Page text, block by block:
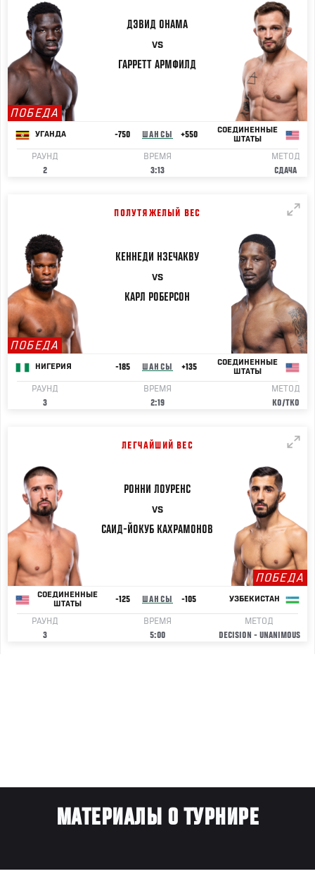
ПОБЕДА
ДЭВИД ОНАМА
VS
ГАРРЕТТ АРМФИЛД
УГАНДА -750 ШАНСЫ +550
СОЕДИНЕННЫЕ
ШТАТЫ
РАУНД
2
ВРЕМЯ
3:13
МЕТОД
СДАЧА
ПОЛУТЯЖЕЛЫЙ ВЕС
ПОБЕДА
КЕННЕДИ НЗЕЧАКВУ
VS
КАРЛ РОБЕРСОН
НИГЕРИЯ -185 ШАНСЫ +135
СОЕДИНЕННЫЕ
ШТАТЫ
РАУНД
3
ВРЕМЯ
2:19
МЕТОД
KO/TKO
ЛЕГЧАЙШИЙ ВЕС
РОННИ ЛОУРЕНС
VS
САИД-ЙОКУБ КАХРАМОНОВ
ПОБЕДА
СОЕДИНЕННЫЕ
ШТАТЫ
-125 ШАНСЫ -105 УЗБЕКИСТАН
РАУНД
3
ВРЕМЯ
5:00
МЕТОД
DECISION - UNANIMOUS
МАТЕРИАЛЫ О ТУРНИРЕ